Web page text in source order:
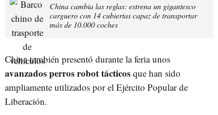
China cambia las reglas: estrena un gigantesco
carguero con 14 cubiertas capaz de transportar
más de 10.000 coches
China también presentó durante la feria unos
avanzados perros robot tácticos que han sido
ampliamente utilizados por el Ejército Popular de
Liberación.